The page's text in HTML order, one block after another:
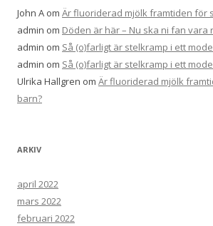
:John A om Är fluoriderad mjölk framtiden för
admin om Döden är här – Nu ska ni fan vara
admin om Så (o)farligt är stelkramp i ett
admin om Så (o)farligt är stelkramp i ett
Ulrika Hallgren om Är fluoriderad mjölk
barn?
ARKIV
april 2022
mars 2022
februari 2022